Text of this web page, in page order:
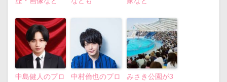
中島健人のプロ
中村倫也のプロ
みさき公園が3